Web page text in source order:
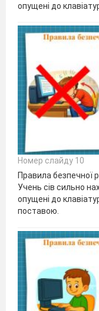
опущені до
Номер слайду 10
Правила безпечної
Учень сів сильно
опущені до
поставою.